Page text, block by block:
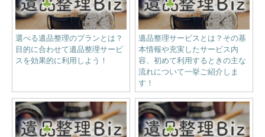
選べる遺品整理のプランとは？
目的に合わせて遺品整理サービ
スを効果的に利用しよう！
遺品整理サービスとは？その基
本情報や充実したサービス内
容、初めて利用するときの主な
流れについて一挙ご紹介しま
す！